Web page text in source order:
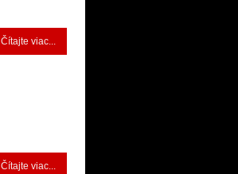
Čítajte viac...
Čítajte viac...